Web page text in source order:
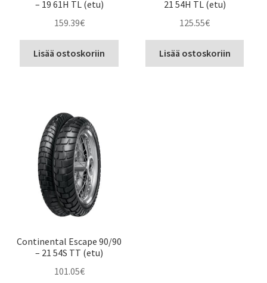
– 19 61H TL (etu)
159.39€
Lisää ostoskoriin
21 54H TL (etu)
125.55€
Lisää ostoskoriin
Continental Escape 90/90
– 21 54S TT (etu)
101.05€